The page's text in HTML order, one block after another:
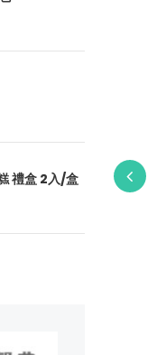
禮盒 2入/盒